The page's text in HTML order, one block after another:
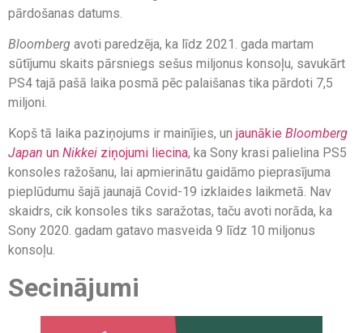
pārdošanas datums.
Bloomberg avoti paredzēja, ka līdz 2021. gada martam
sūtījumu skaits pārsniegs sešus miljonus konsoļu, savukārt
PS4 tajā pašā laika posmā pēc palaišanas tika pārdoti 7,5
miljoni.
Kopš tā laika paziņojums ir mainījies, un jaunākie Bloomberg
Japan un Nikkei ziņojumi liecina, ka Sony krasi palielina PS5
konsoles ražošanu, lai apmierinātu gaidāmo pieprasījuma
pieplūdumu šajā jaunajā Covid-19 izklaides laikmetā. Nav
skaidrs, cik konsoles tiks saražotas, taču avoti norāda, ka
Sony 2020. gadam gatavo masveida 9 līdz 10 miljonus
konsoļu.
Secinājumi